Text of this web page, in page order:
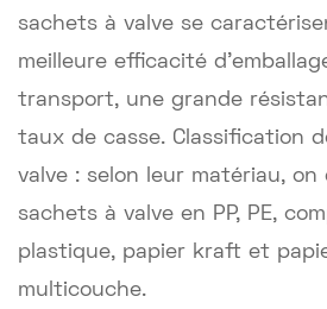
sachets à valve se
meilleure efficacité
transport, une grande
taux de casse. Classification
valve : selon leur matériau, on
sachets à valve en PP, PE,
plastique, papier kraft et
multicouche.